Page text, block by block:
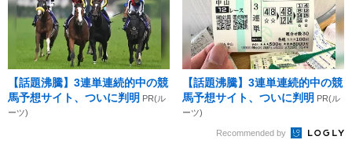
【話題沸騰】3連単連続的中の競
馬予想サイト、ついに判明 PR(ル
ーツ)
【話題沸騰】3連単連続的中の競
馬予想サイト、ついに判明 PR(ル
ーツ)
Recommended by